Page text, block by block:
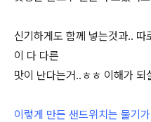
신기하게도 함께 넣는것과..
이 다 다른
맛이 난다는거..ㅎㅎ 이해가 되
이렇게 만든 샌드위치는 물기